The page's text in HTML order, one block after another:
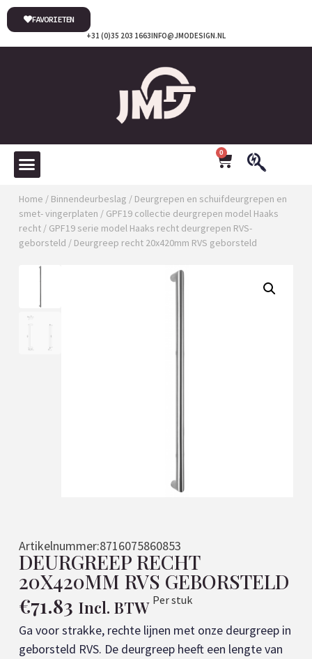
INFO@JMODESIGN.NL
+31 (0)35 203 1663
FAVORIETEN
0
Home / Binnendeurbeslag / Deurgrepen en schuifdeurgrepen en
smet- vingerplaten / GPF19 collectie deurgrepen model Haaks
recht/ GPF19 serie model Haaks recht deurgrepen RVS-
geborsteld / Deurgreep recht 20x420mm RVS geborsteld
Artikelnummer:8716075860853
DEURGREEP RECHT
20X420MM RVS GEBORSTELD
€71.83 Incl. BTW Per stuk
Ga voor strakke, rechte lijnen met onze deurgreep in
geborsteld RVS. De deurgreep heeft een lengte van